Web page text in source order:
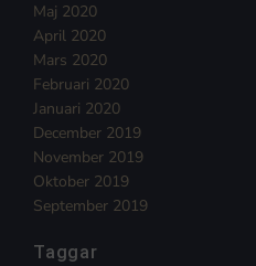
Maj 2020
April 2020
Mars 2020
Februari 2020
Januari 2020
December 2019
November 2019
Oktober 2019
September 2019
Taggar